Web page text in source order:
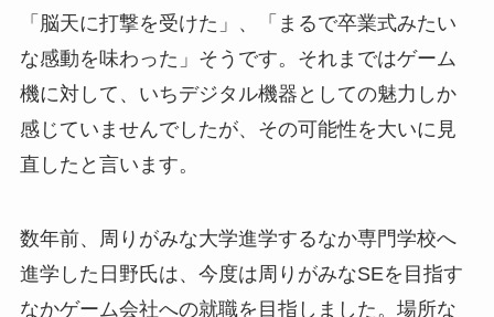
「脳天に打撃を受けた」、「まるで卒業式みたい
な感動を味わった」そうです。それまではゲーム
機に対して、いちデジタル機器としての魅力しか
感じていませんでしたが、その可能性を大いに見
直したと言います。
数年前、周りがみな大学進学するなか専門学校へ
進学した日野氏は、今度は周りがみなSEを目指す
なかゲーム会社への就職を目指しました。場所な